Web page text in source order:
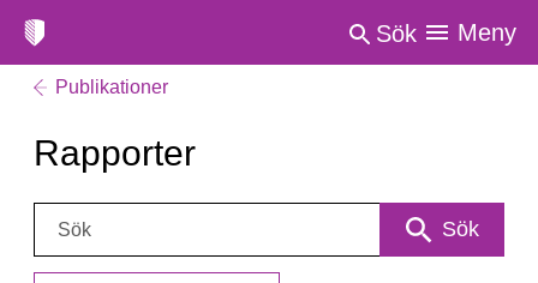
Sök Meny
Publikationer
Rapporter
Sök: Sök